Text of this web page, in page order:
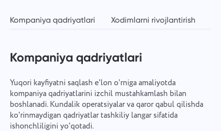
Kompaniya qadriyatlari Xodimlarni rivojlantirish
Kompaniya qadriyatlari
Yuqori kayfiyatni saqlash e'lon o'rniga amaliyotda
kompaniya qadriyatlarini izchil mustahkamlash bilan
boshlanadi. Kundalik operatsiyalar va qaror qabul qilishda
ko'rinmaydigan qadriyatlar tashkiliy langar sifatida
ishonchliligini yo'qotadi.